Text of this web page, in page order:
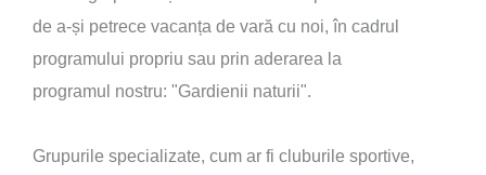
de a-și petrece vacanța de vară cu noi, în cadrul
programului propriu sau prin aderarea la
programul nostru: "Gardienii naturii".
Grupurile specializate, cum ar fi cluburile sportive,